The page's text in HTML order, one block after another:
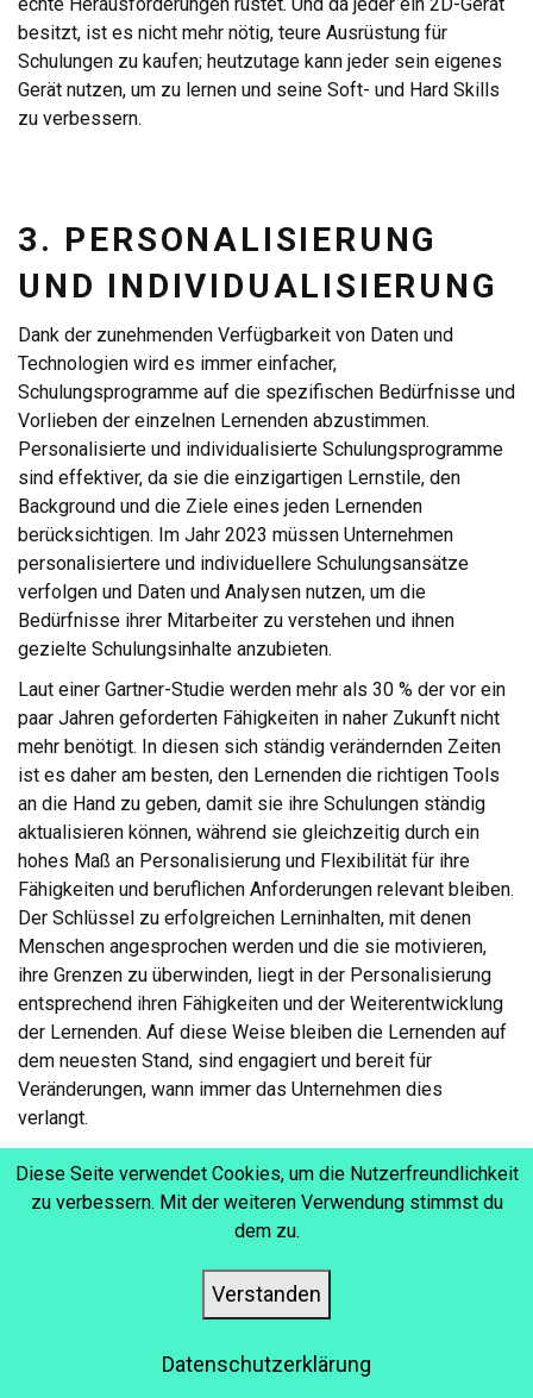
besitzt, ist es nicht mehr nötig, teure Ausrüstung für
Schulungen zu kaufen; heutzutage kann jeder sein eigenes
Gerät nutzen, um zu lernen und seine Soft- und Hard Skills
zu verbessern.
3. PERSONALISIERUNG
UND INDIVIDUALISIERUNG
Dank der zunehmenden Verfügbarkeit von Daten und
Technologien wird es immer einfacher,
Schulungsprogramme auf die spezifischen Bedürfnisse und
Vorlieben der einzelnen Lernenden abzustimmen.
Personalisierte und individualisierte Schulungsprogramme
sind effektiver, da sie die einzigartigen Lernstile, den
Background und die Ziele eines jeden Lernenden
berücksichtigen. Im Jahr 2023 müssen Unternehmen
personalisiertere und individuellere Schulungsansätze
verfolgen und Daten und Analysen nutzen, um die
Bedürfnisse ihrer Mitarbeiter zu verstehen und ihnen
gezielte Schulungsinhalte anzubieten.
Laut einer Gartner-Studie werden mehr als 30 % der vor ein
paar Jahren geforderten Fähigkeiten in naher Zukunft nicht
mehr benötigt. In diesen sich ständig verändernden Zeiten
ist es daher am besten, den Lernenden die richtigen Tools
an die Hand zu geben, damit sie ihre Schulungen ständig
aktualisieren können, während sie gleichzeitig durch ein
hohes Maß an Personalisierung und Flexibilität für ihre
Fähigkeiten und beruflichen Anforderungen relevant bleiben.
Der Schlüssel zu erfolgreichen Lerninhalten, mit denen
Menschen angesprochen werden und die sie motivieren,
ihre Grenzen zu überwinden, liegt in der Personalisierung
entsprechend ihren Fähigkeiten und der Weiterentwicklung
der Lernenden. Auf diese Weise bleiben die Lernenden auf
dem neuesten Stand, sind engagiert und bereit für
Veränderungen, wann immer das Unternehmen dies
verlangt.
4. MICROLEARNING
In unserer schnelllebigen und von
Aufmerksamkeitsdefiziten geprägten Welt kann es für
Schulungssitzungen einzustellen. Daher geht der Trend zum
Diese Seite verwendet Cookies, um die Nutzerfreundlichkeit
zu verbessern. Mit der weiteren Verwendung stimmst du
dem zu.
Verstanden
Datenschutzerklärung